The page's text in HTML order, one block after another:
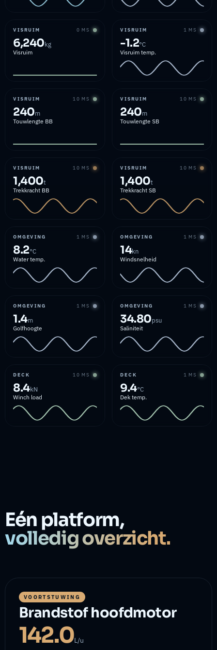
VISRUIM 0 MS
6,240kg
Visruim
VISRUIM 1 MS
-1.2°C
Visruim temp.
VISRUIM 10 MS
240m
Touwlengte BB
VISRUIM 10 MS
240m
Touwlengte SB
VISRUIM 10 MS
1,400t
Trekkracht BB
VISRUIM 10 MS
1,400t
Trekkracht SB
OMGEVING 1 MS
8.2°C
Water temp.
OMGEVING 1 MS
14kn
Windsnelheid
OMGEVING 1 MS
1.4m
Golfhoogte
OMGEVING 1 MS
34.80psu
Saliniteit
DECK 10 MS
8.4kN
Winch load
DECK 1 MS
9.4°C
Dek temp.
Eén platform,
volledig overzicht.
VOORTSTUWING
Brandstof hoofdmotor
142.0L/u